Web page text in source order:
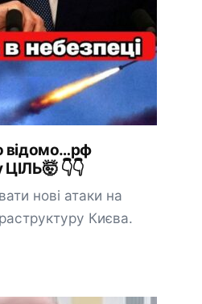
вiдoмo…pф
👇👇
нові атаки на
Києва.